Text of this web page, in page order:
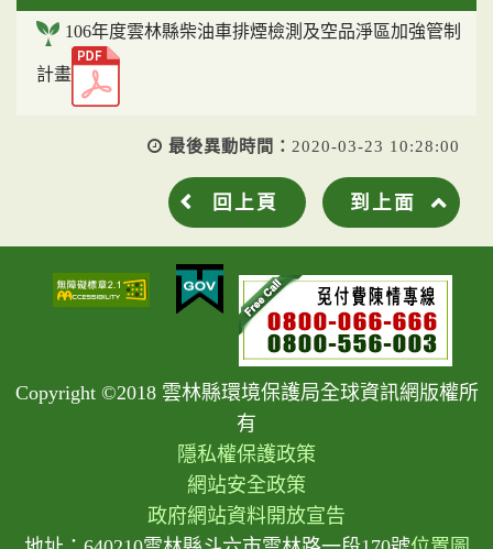
106年度雲林縣柴油車排煙檢測及空品淨區加強管制
計畫
最後異動時間： 2020-03-23 10:28:00
回上頁 到上面
Copyright ©2018 雲林縣環境保護局全球資訊網版權所
有
隱私權保護政策
網站安全政策
政府網站資料開放宣告